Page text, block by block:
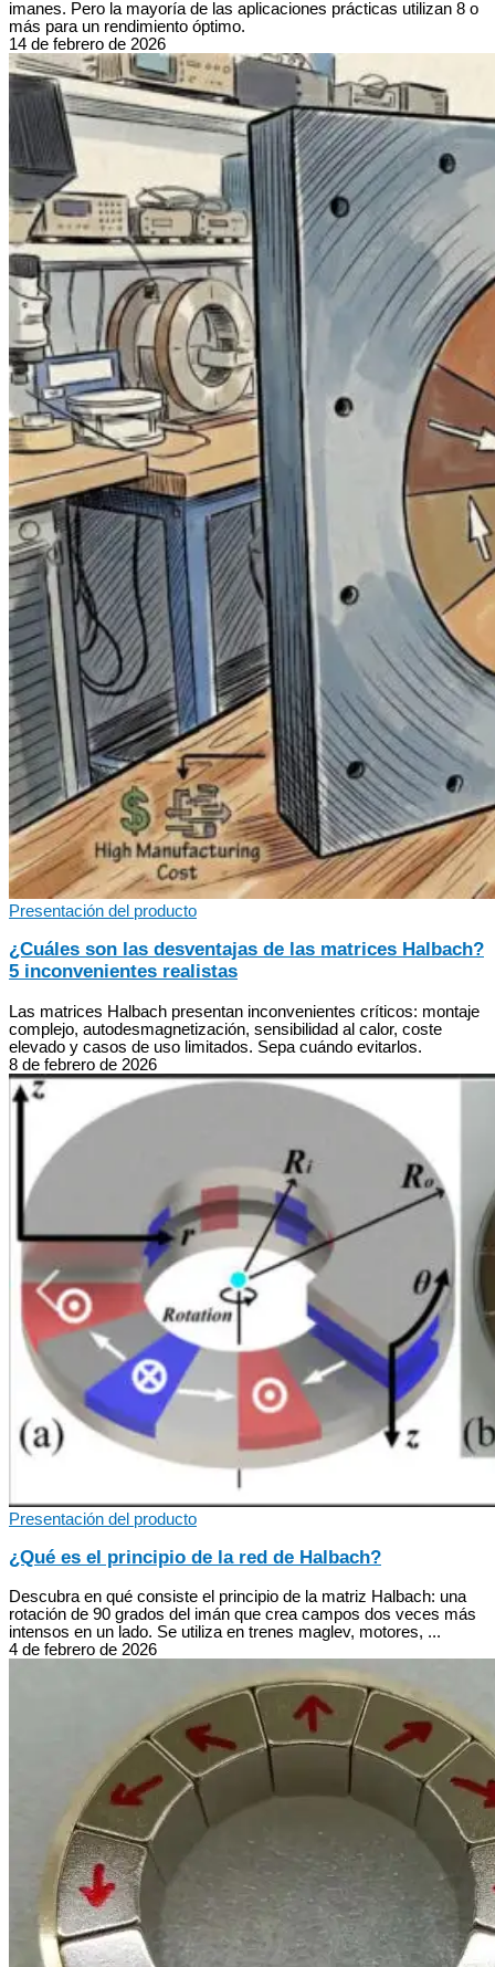
imanes. Pero la mayoría de las aplicaciones prácticas utilizan 8 o
más para un rendimiento óptimo.
14 de febrero de 2026
Presentación del producto
¿Cuáles son las desventajas de las matrices Halbach?
5 inconvenientes realistas
Las matrices Halbach presentan inconvenientes críticos: montaje
complejo, autodesmagnetización, sensibilidad al calor, coste
elevado y casos de uso limitados. Sepa cuándo evitarlos.
8 de febrero de 2026
Presentación del producto
¿Qué es el principio de la red de Halbach?
Descubra en qué consiste el principio de la matriz Halbach: una
rotación de 90 grados del imán que crea campos dos veces más
intensos en un lado. Se utiliza en trenes maglev, motores, ...
4 de febrero de 2026